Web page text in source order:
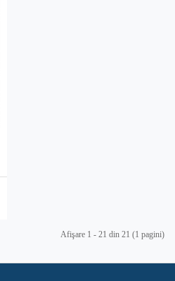
Afişare 1 - 21 din 21 (1 pagini)